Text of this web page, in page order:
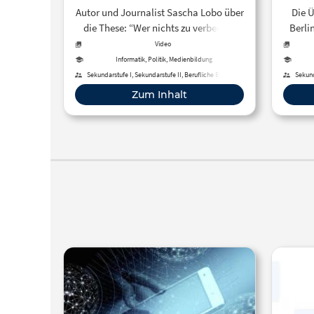
Autor und Journalist Sascha Lobo über
die These: “Wer nichts zu verbergen
hat, hat auch nichts zu befürchten!”
Video
Informatik, Politik, Medienbildung
Sekundarstufe I, Sekundarstufe II, Berufliche Bildung,
Erwachsenenbildung
Zum Inhalt
Die
der